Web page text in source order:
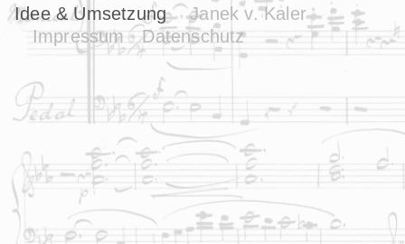
Idee & Umsetzung
Janek v. Kaler
Impressum
Datenschutz